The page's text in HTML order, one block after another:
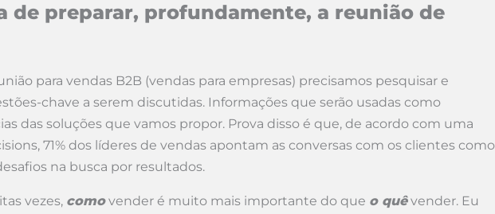
de preparar, profundamente, a reunião de
para vendas B2B (vendas para empresas) precisamos pesquisar e
chave a serem discutidas. Informações que serão usadas como
das soluções que vamos propor. Prova disso é que, de acordo com uma
71% dos líderes de vendas apontam as conversas com os clientes como
na busca por resultados.
vezes, comovender é muito mais importante do que o quêvender. Eu